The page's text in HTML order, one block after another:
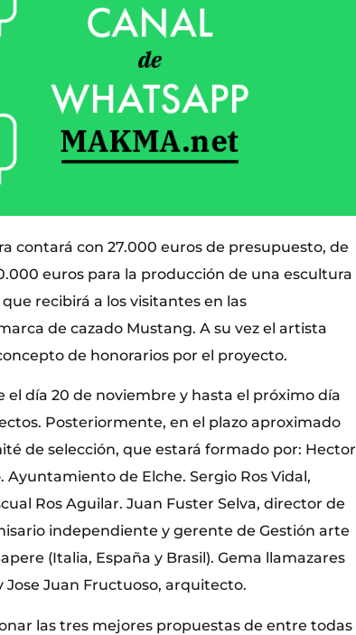
contará con 27.000 euros de presupuesto, de
euros para la producción de una escultura
recibirá a los visitantes en las
de cazado Mustang. A su vez el artista
de honorarios por el proyecto.
día 20 de noviembre y hasta el próximo día
Posteriormente, en el plazo aproximado
de selección, que estará formado por: Hector
de Elche. Sergio Ros Vidal,
Ros Aguilar. Juan Fuster Selva, director de
independiente y gerente de Gestión arte
(Italia, España y Brasil). Gema llamazares
Juan Fructuoso, arquitecto.
las tres mejores propuestas de entre todas